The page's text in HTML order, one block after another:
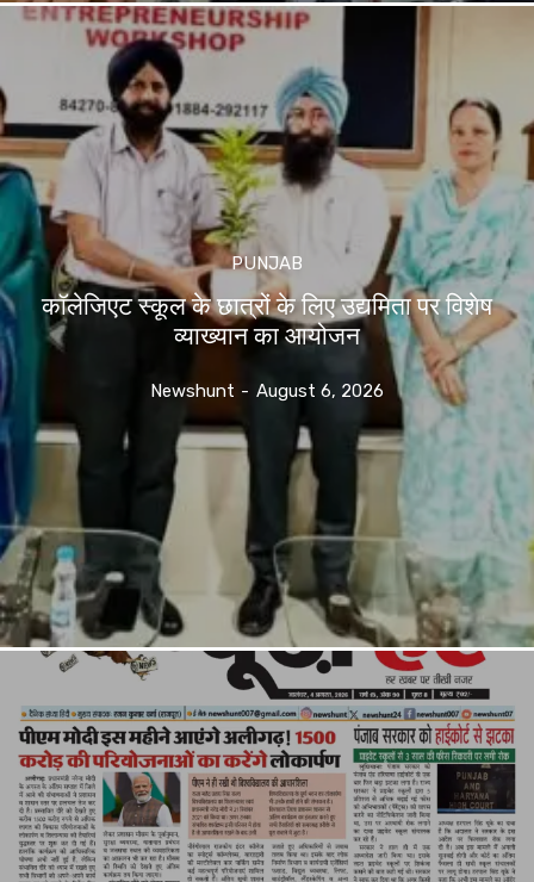
PUNJAB
कॉलेजिएट स्कूल के छात्रों के लिए उद्यमिता पर विशेष
व्याख्यान का आयोजन
Newshunt - August 6, 2026